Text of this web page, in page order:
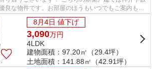
良な物件です。お部屋のほうもいつでもご案内もさ
にお問合せ下...
8月4日 値下げ
3,090万円
4LDK
建物面積：97.20㎡（29.4坪）
土地面積：141.88㎡（42.91坪）